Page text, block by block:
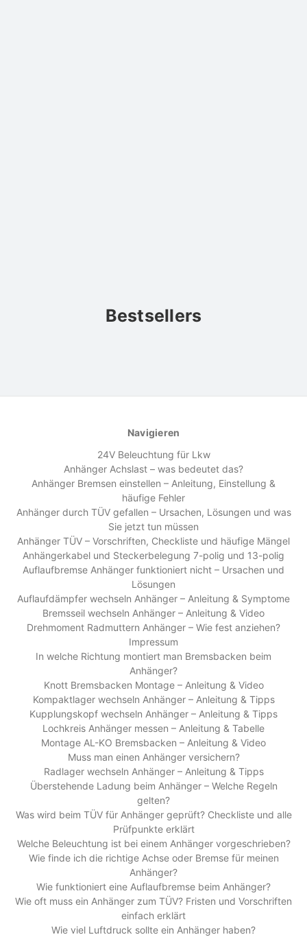
Bestsellers
Navigieren
24V Beleuchtung für Lkw
Anhänger Achslast – was bedeutet das?
Anhänger Bremsen einstellen – Anleitung, Einstellung &
häufige Fehler
Anhänger durch TÜV gefallen – Ursachen, Lösungen und was
Sie jetzt tun müssen
Anhänger TÜV – Vorschriften, Checkliste und häufige Mängel
Anhängerkabel und Steckerbelegung 7-polig und 13-polig
Auflaufbremse Anhänger funktioniert nicht – Ursachen und
Lösungen
Auflaufdämpfer wechseln Anhänger – Anleitung & Symptome
Bremsseil wechseln Anhänger – Anleitung & Video
Drehmoment Radmuttern Anhänger – Wie fest anziehen?
Impressum
In welche Richtung montiert man Bremsbacken beim
Anhänger?
Knott Bremsbacken Montage – Anleitung & Video
Kompaktlager wechseln Anhänger – Anleitung & Tipps
Kupplungskopf wechseln Anhänger – Anleitung & Tipps
Lochkreis Anhänger messen – Anleitung & Tabelle
Montage AL-KO Bremsbacken – Anleitung & Video
Muss man einen Anhänger versichern?
Radlager wechseln Anhänger – Anleitung & Tipps
Überstehende Ladung beim Anhänger – Welche Regeln
gelten?
Was wird beim TÜV für Anhänger geprüft? Checkliste und alle
Prüfpunkte erklärt
Welche Beleuchtung ist bei einem Anhänger vorgeschrieben?
Wie finde ich die richtige Achse oder Bremse für meinen
Anhänger?
Wie funktioniert eine Auflaufbremse beim Anhänger?
Wie oft muss ein Anhänger zum TÜV? Fristen und Vorschriften
einfach erklärt
Wie viel Luftdruck sollte ein Anhänger haben?